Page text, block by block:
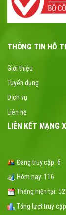
THÔNG TIN HỖ
Giới thiệu
Tuyển dụng
Dịch vụ
Liên hệ
LIÊN KẾT MẠNG
Đang truy cập: 6
Hôm nay: 116
Tháng hiện tại:
Tổng lượt truy